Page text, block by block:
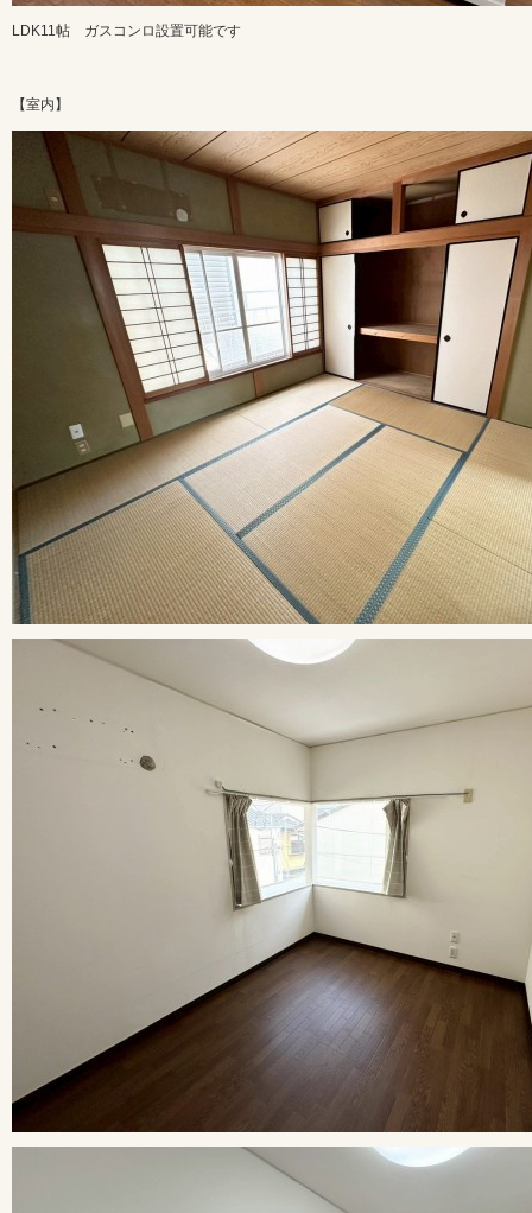
LDK11帖 ガスコンロ設置可能です
【室内】